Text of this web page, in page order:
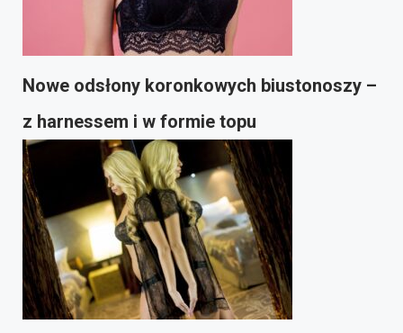
Nowe odsłony koronkowych biustonoszy –
z harnessem i w formie topu